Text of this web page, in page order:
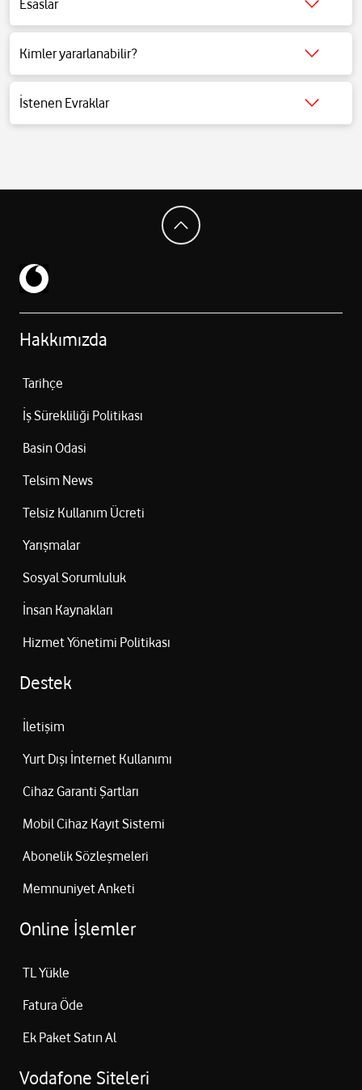
Esaslar
Detaylı bilgi için tıklayınız.
Kimler yararlanabilir?
Detaylı bilgi için tıklayınız.
İstenen Evraklar
Detaylı bilgi için tıklayınız.
Hakkımızda
Tarihçe
İş Sürekliliği Politikası
Basin Odasi
Telsim News
Telsiz Kullanım Ücreti
Yarışmalar
Sosyal Sorumluluk
İnsan Kaynakları
Hizmet Yönetimi Politikası
Destek
İletişim
Yurt Dışı İnternet Kullanımı
Cihaz Garanti Şartları
Mobil Cihaz Kayıt Sistemi
Abonelik Sözleşmeleri
Memnuniyet Anketi
Online İşlemler
TL Yükle
Fatura Öde
Ek Paket Satın Al
Vodafone Siteleri